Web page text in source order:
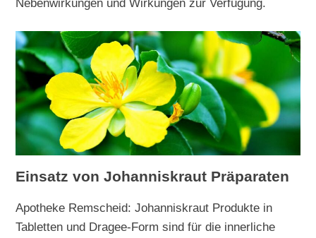
Einsatz von Johanniskraut Präparaten
Apotheke Remscheid: Johanniskraut Produkte in
Tabletten und Dragee-Form sind für die innerliche